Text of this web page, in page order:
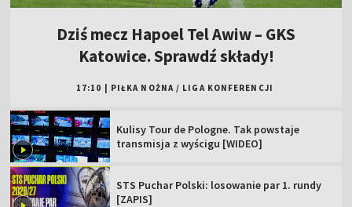
Dziś mecz Hapoel Tel Awiw – GKS
Katowice. Sprawdź składy!
17:10 PIŁKA NOŻNA / LIGA KONFERENCJI
Kulisy Tour de Pologne. Tak powstaje
transmisja z wyścigu [WIDEO]
STS Puchar Polski: losowanie par 1. rundy
[ZAPIS]